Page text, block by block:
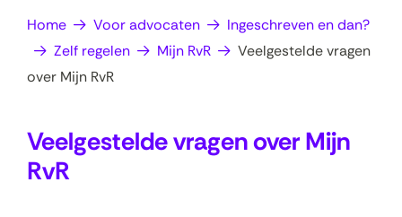
zoek?
Home Voor advocaten
Ingeschreven en dan?
Zelf regelen
Mijn RvR
Veelgestelde vragen
over Mijn RvR
Veelgestelde vragen over Mijn
RvR